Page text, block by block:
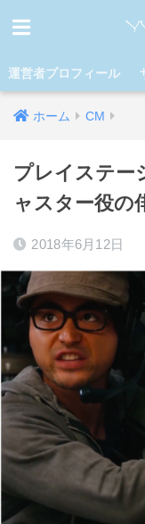
運営者プロフィール
ホーム CM
プレイステー
ャスター役の
2018年6月12日